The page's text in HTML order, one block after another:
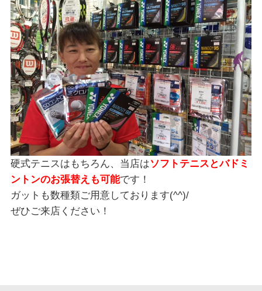
硬式テニスはもちろん、当店はソフトテニスとバドミ
ントンのお張替えも可能です！
ガットも数種類ご用意しております(^^)/
ぜひご来店ください！